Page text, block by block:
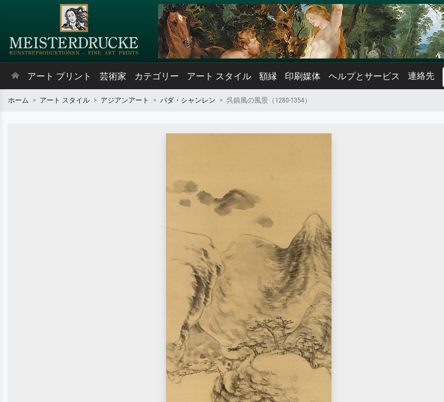
アート プリント 芸術家 カテゴリー アート スタイル 額縁 印刷媒体 ヘルプとサービス 連絡先
ホーム アート スタイル アジアンアート バダ・シャンレン 呉鎮風の風景（1280-1354）